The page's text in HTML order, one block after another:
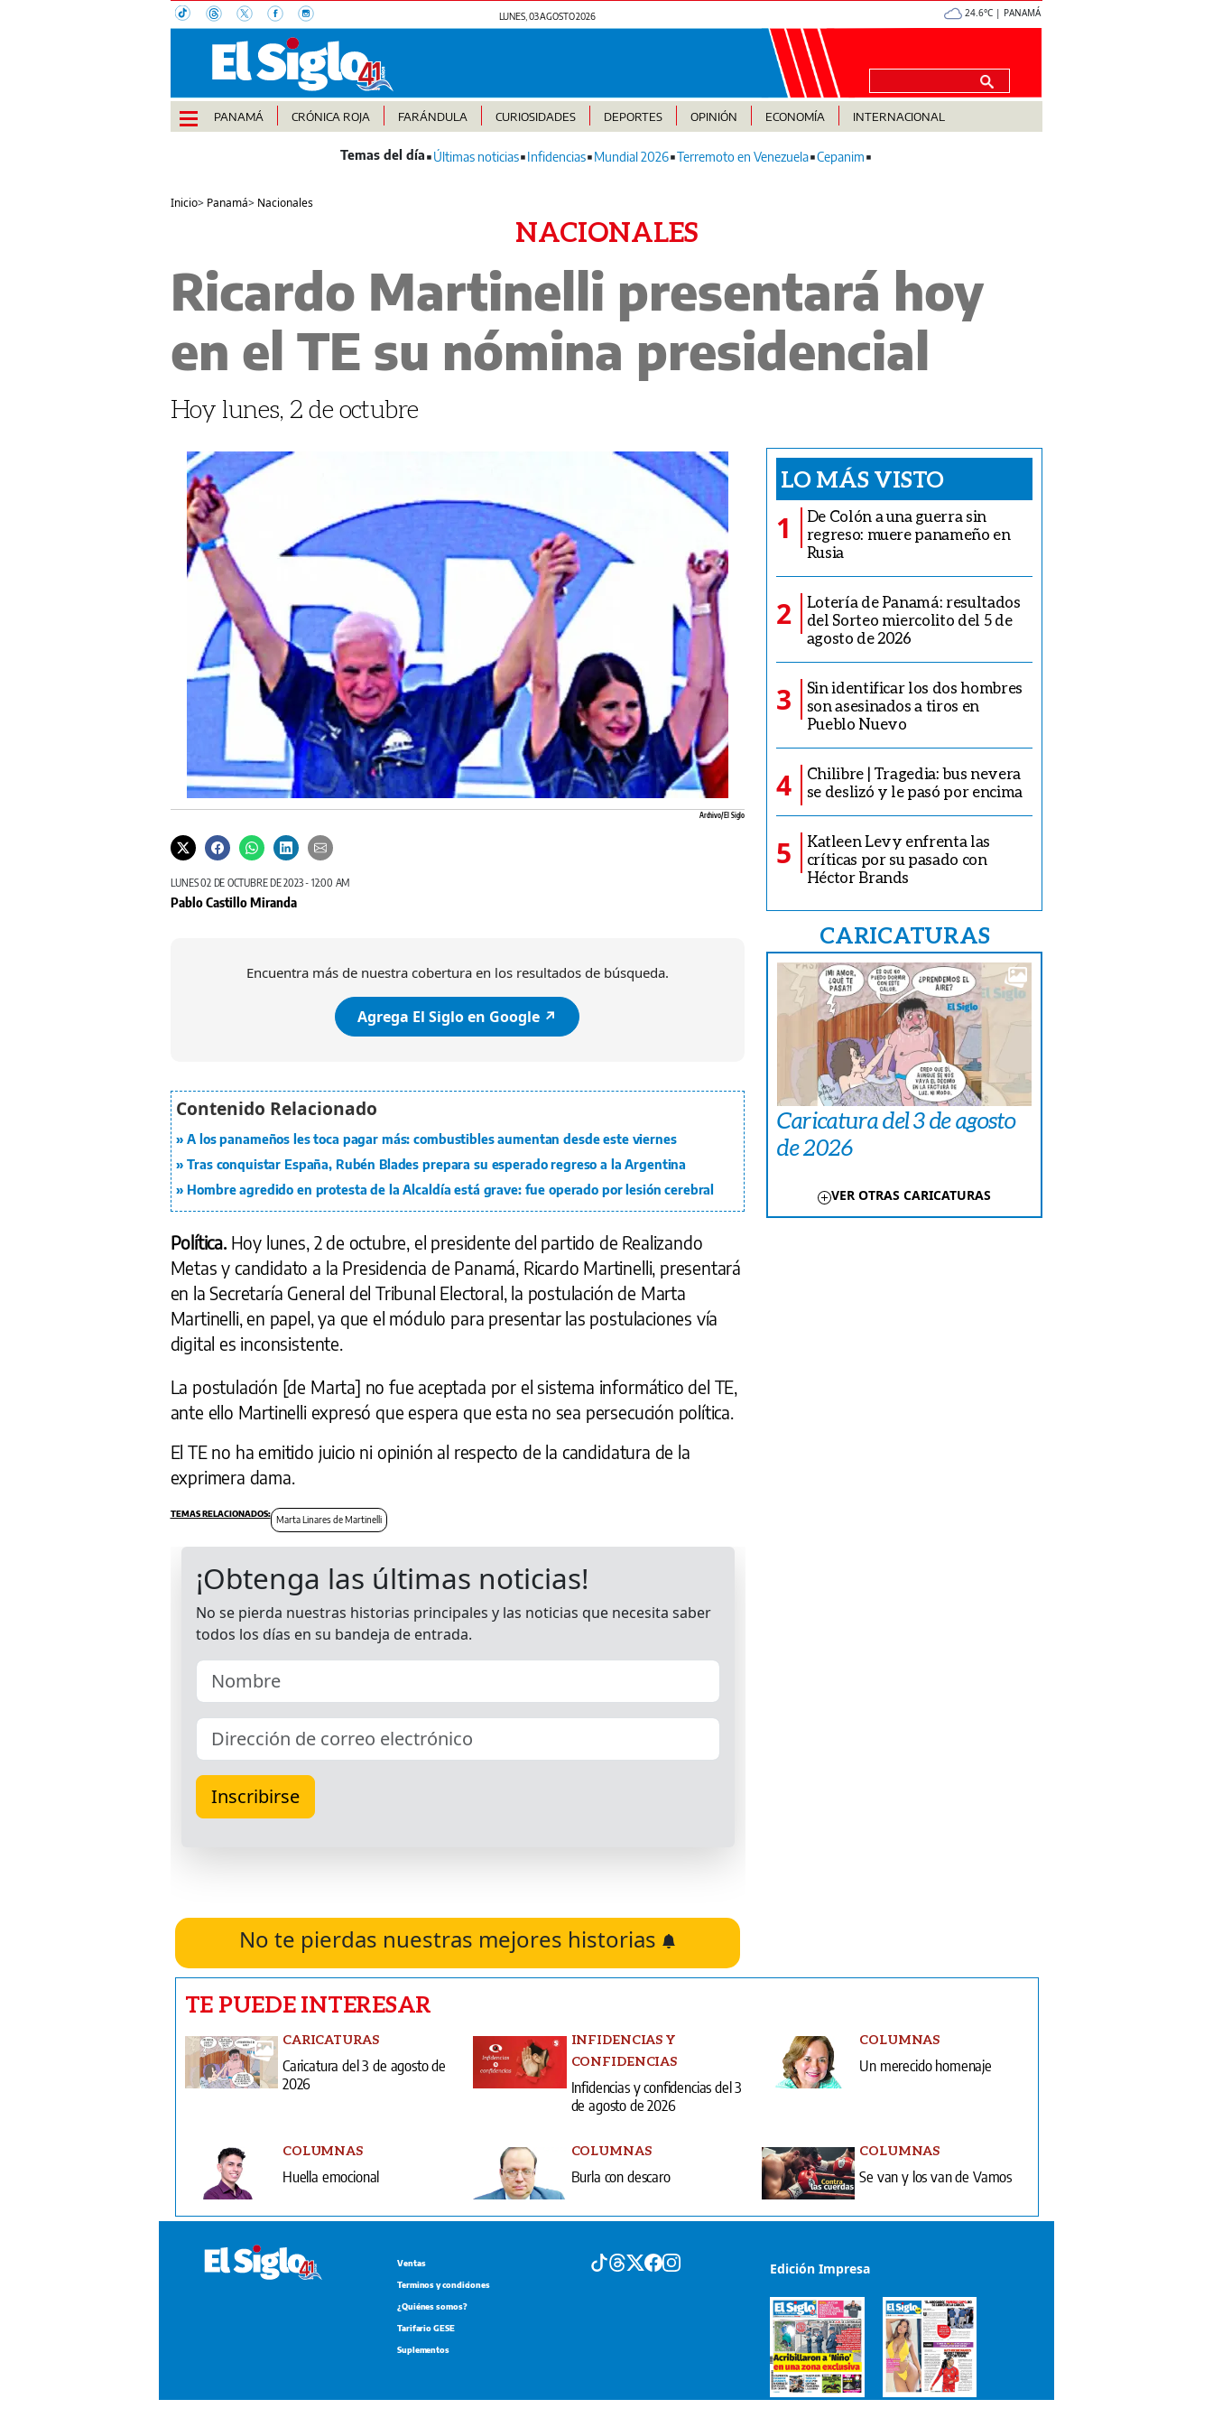
LUNES, 03 AGOSTO 2026 24.6°C | PANAMÁ
PANAMÁ CRÓNICA ROJA FARÁNDULA CURIOSIDADES DEPORTES OPINIÓN ECONOMÍA INTERNACIONAL
Últimas noticias Infidencias Mundial 2026 Terremoto en Venezuela Cepanim
Inicio> Panamá> Nacionales
NACIONALES
Ricardo Martinelli presentará hoy
en el TE su nómina presidencial
Hoy lunes, 2 de octubre
Archivo/ El Siglo
LUNES 02 DE OCTUBRE DE 2023 - 12:00 AM
Pablo Castillo Miranda
Encuentra más de nuestra cobertura en los resultados de búsqueda.
Agrega El Siglo en Google ↗️
A los panameños les toca pagar más: combustibles aumentan desde este viernes
Tras conquistar España, Rubén Blades prepara su esperado regreso a la Argentina
Hombre agredido en protesta de la Alcaldía está grave: fue operado por lesión cerebral
Política. Hoy lunes, 2 de octubre, el presidente del partido de Realizando
Metas y candidato a la Presidencia de Panamá, Ricardo Martinelli, presentará
en la Secretaría General del Tribunal Electoral, la postulación de Marta
Martinelli, en papel, ya que el módulo para presentar las postulaciones vía
digital es inconsistente.
La postulación [de Marta] no fue aceptada por el sistema informático del TE,
ante ello Martinelli expresó que espera que esta no sea persecución política.
El TE no ha emitido juicio ni opinión al respecto de la candidatura de la
exprimera dama.
Marta Linares de Martinelli
No te pierdas nuestras mejores historias
LO MÁS VISTO
1
De Colón a una guerra sin
regreso: muere panameño en
Rusia
2
Lotería de Panamá: resultados
del Sorteo miercolito del 5 de
agosto de 2026
3
Sin identificar los dos hombres
son asesinados a tiros en
Pueblo Nuevo
4
Chilibre | Tragedia: bus nevera
se deslizó y le pasó por encima
5
Katleen Levy enfrenta las
críticas por su pasado con
Héctor Brands
CARICATURAS
Caricatura del 3 de agosto
de 2026
VER OTRAS CARICATURAS
TE PUEDE INTERESAR
CARICATURAS
Caricatura del 3 de agosto de
2026
INFIDENCIAS Y
CONFIDENCIAS
Infidencias y confidencias del 3
de agosto de 2026
COLUMNAS
Un merecido homenaje
COLUMNAS
Huella emocional
COLUMNAS
Burla con descaro
COLUMNAS
Se van y los van de Vamos
Ventas
Terminos y condiciones
¿Quiénes somos?
Tarifario GESE
Suplementos
Edición Impresa